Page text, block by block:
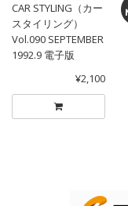
CAR STYLING（カー
スタイリング）
Vol.090 SEPTEMBER
1992.9 電子版
¥2,100